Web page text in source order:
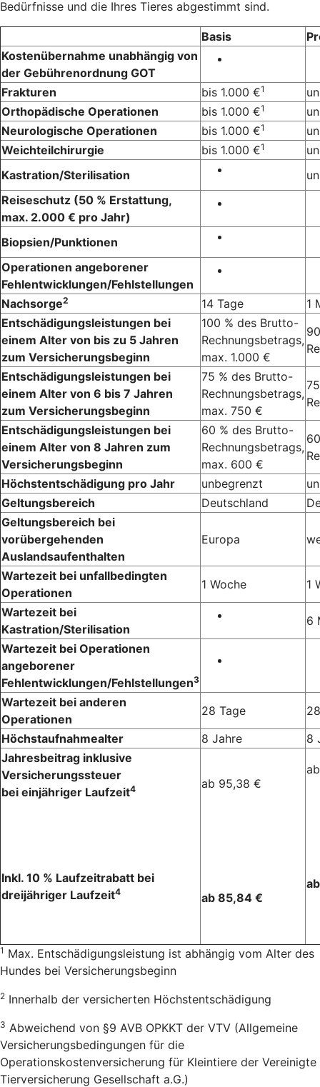
Bedürfnisse und die Ihres Tieres abgestimmt sind.
Basis
Kostenübernahme unabhängig von
der Gebührenordnung GOT
Frakturen
bis 1.000 €1
Orthopädische Operationen
bis 1.000 €1
Neurologische Operationen
bis 1.000 €1
Weichteilchirurgie
bis 1.000 €1
Kastration/Sterilisation
Reiseschutz (50 % Erstattung,
max. 2.000 € pro Jahr)
Biopsien/Punktionen
Operationen angeborener
Fehlentwicklungen/Fehlstellungen
Nachsorge2 14 Tage
1
Entschädigungsleistungen bei
einem Alter von bis zu 5 Jahren
zum Versicherungsbeginn
100 % des Brutto-
Rechnungsbetrags,
max. 1.000 €
Entschädigungsleistungen bei
einem Alter von 6 bis 7 Jahren
zum Versicherungsbeginn
75 % des Brutto-
Rechnungsbetrags,
max. 750 €
Entschädigungsleistungen bei
einem Alter von 8 Jahren zum
Versicherungsbeginn
60 % des Brutto-
Rechnungsbetrags,
max. 600 €
Höchstentschädigung pro Jahr
unbegrenzt
Geltungsbereich
Deutschland
Geltungsbereich bei
vorübergehenden
Auslandsaufenthalten
Europa
Wartezeit bei unfallbedingten
Operationen
1 Woche
1
Wartezeit bei
Kastration/Sterilisation
6
Wartezeit bei Operationen
angeborener
Fehlentwicklungen/Fehlstellungen3
Wartezeit bei anderen
Operationen
28 Tage
Höchstaufnahmealter
8 Jahre
8
Jahresbeitrag inklusive
Versicherungssteuer
bei einjähriger Laufzeit4
Inkl. 10 % Laufzeitrabatt bei
dreijähriger Laufzeit4
ab 95,38 €
ab 85,84 €
1 Max. Entschädigungsleistung ist abhängig vom Alter des
Hundes bei Versicherungsbeginn
2 Innerhalb der versicherten Höchstentschädigung
3 Abweichend von §9 AVB OPKKT der VTV (Allgemeine
Versicherungsbedingungen für die
Operationskostenversicherung für Kleintiere der Vereinigte
Tierversicherung Gesellschaft a.G.)